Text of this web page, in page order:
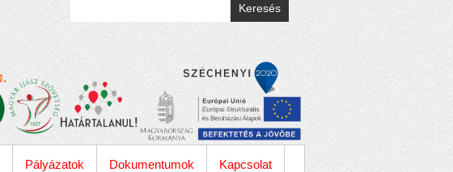
Keresés
Pályázatok Dokumentumok Kapcsolat